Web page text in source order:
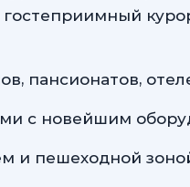
пансионатов,
с новейшим
и пешеходной